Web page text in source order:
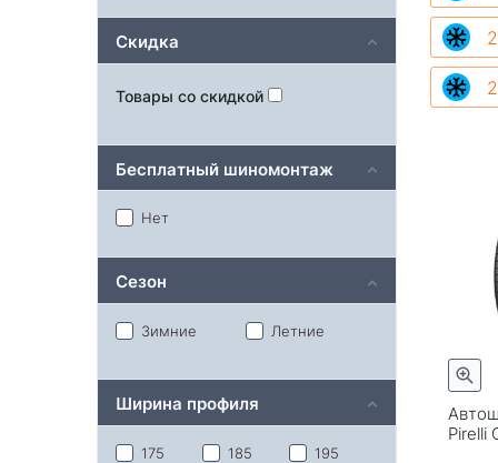
Pirelli
Скидка
Товары со скидкой
Бесплатный шиномонтаж
Нет
Сезон
Зимние Летние
Ширина профиля
175 185
195